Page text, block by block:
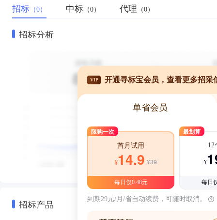
招标 （0） 中标 （0） 代理 （0）
招标分析
招标产品
VIP 开通寻标宝会员，查看更多招采
单省会员
限购一次
首月试用
¥14.9 ¥39
每日仅0.48元
最划算
12
¥
每日
到期29元/月/省自动续费，可随时取消。